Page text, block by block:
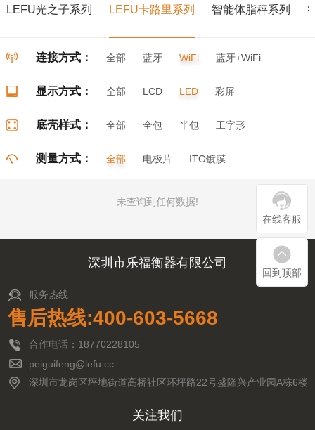
在线客服
回到顶部
LEFU光之子系列 LEFU卡路里系列 智能体脂秤系列
连接方式： 全部 蓝牙 WiFi 蓝牙+WiFi
显示方式： 全部 LCD LED 彩屏
底壳样式： 全部 全包 半包
工字形
测量方式： 全部 电极片 ITO镀膜
未查询到任何数据!
深圳市乐福衡器有限公司
服务热线
售后热线:400-603-5668
合作电话：18770228105
peiguifeng@lefu.cc
深圳市龙岗区坪地街道高桥社区环坪路22号盛隆兴产业园A栋6楼
关注我们